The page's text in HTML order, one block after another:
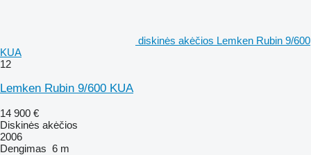
diskinės akėčios Lemken Rubin 9/600
KUA
12
Lemken Rubin 9/600 KUA
14 900 €
Diskinės akėčios
2006
Dengimas 6 m